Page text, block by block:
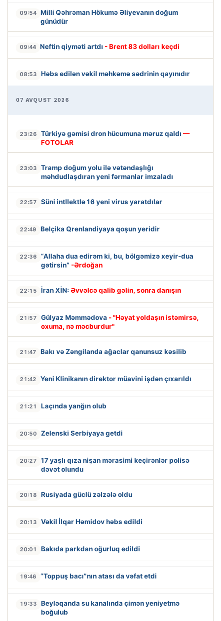
09:54 Milli Qəhrəman Hökumə Əliyevanın doğum
günüdür
09:44 Neftin qiyməti artdı - Brent 83 dolları keçdi
08:53 Həbs edilən vəkil məhkəmə sədrinin qayınıdır
07 AVQUST 2026
23:26 Türkiyə gəmisi dron hücumuna məruz qaldı —
FOTOLAR
23:03
Tramp doğum yolu ilə vətəndaşlığı
məhdudlaşdıran yeni fərmanlar imzaladı
22:57 Süni intllektlə 16 yeni virus yaratdılar
22:49 Belçika Qrenlandiyaya qoşun yeridir
22:36
“Allaha dua edirəm ki, bu, bölgəmizə xeyir-dua
gətirsin” -Ərdoğan
22:15 İran XİN: Əvvəlcə qalib gəlin, sonra danışın
21:57 Gülyaz Məmmədova - "Həyat yoldaşın istəmirsə,
oxuma, nə məcburdur"
21:47 Bakı və Zəngilanda ağaclar qanunsuz kəsilib
21:42 Yeni Klinikanın direktor müavini işdən çıxarıldı
21:21 Laçında yanğın olub
20:50 Zelenski Serbiyaya getdi
20:27
17 yaşlı qıza nişan mərasimi keçirənlər polisə
dəvət olundu
20:18 Rusiyada güclü zəlzələ oldu
20:13 Vəkil İlqar Həmidov həbs edildi
20:01 Bakıda parkdan oğurluq edildi
19:46 “Toppuş bacı”nın atası da vəfat etdi
19:33
Beyləqanda su kanalında çimən yeniyetmə
boğulub